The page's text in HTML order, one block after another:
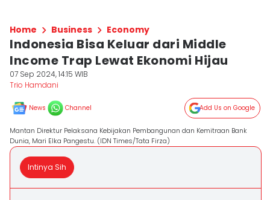
Home Business Economy
Indonesia Bisa Keluar dari Middle
Income Trap Lewat Ekonomi Hijau
07 Sep 2024, 14:15 WIB
Trio Hamdani
News Channel Add Us on Google
Mantan Direktur Pelaksana Kebijakan Pembangunan dan Kemitraan Bank
Dunia, Mari Elka Pangestu. (IDN Times/Tata Firza)
Intinya Sih